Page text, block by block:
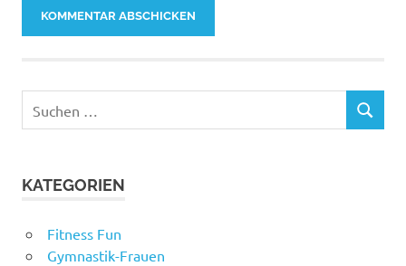
nach:
SUCHEN
KATEGORIEN
Fitness Fun
Gymnastik-Frauen